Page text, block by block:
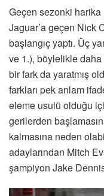
Geçen sezonki harika
Jaguar’a geçen Nick
başlangıç yaptı. Üç
ve 1.), böylelikle daha
bir fark da yaratmış
farkları pek anlam
eleme usulü olduğu
gerilerden
kalmasına neden
adaylarından Mitch
şampiyon Jake